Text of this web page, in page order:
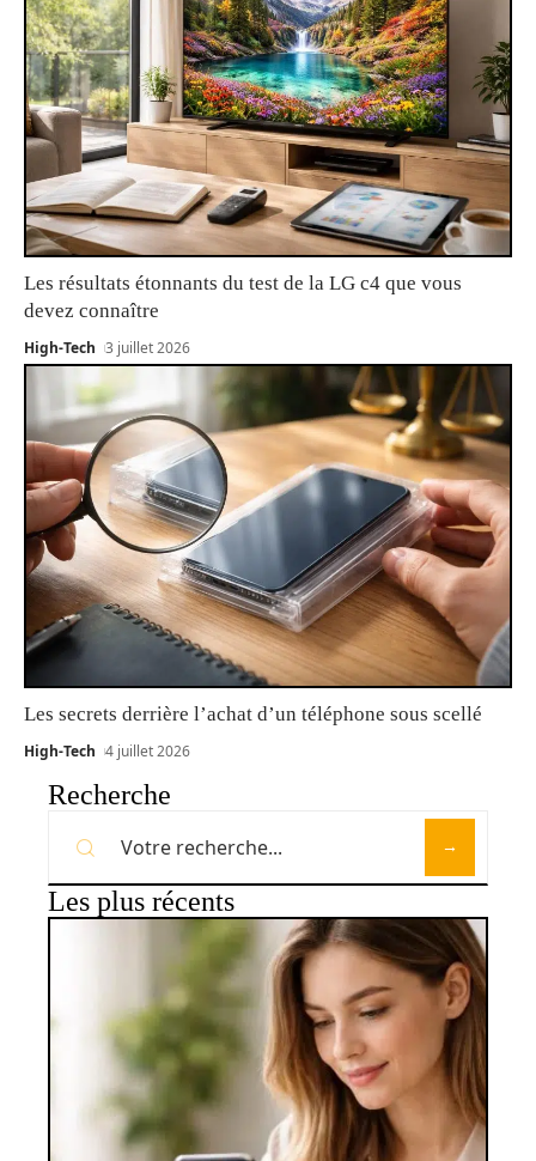
Les résultats étonnants du test de la LG c4 que vous
devez connaître
High-Tech 3 juillet 2026
Les secrets derrière l’achat d’un téléphone sous scellé
High-Tech 4 juillet 2026
Recherche
Les plus récents